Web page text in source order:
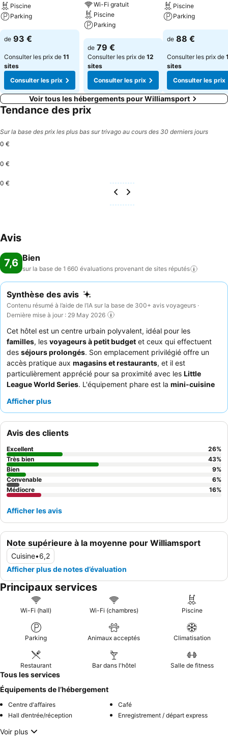
Piscine
Parking
Consulter les prix
de 93 €
Consulter les prix de 11
sites
Consulter les prix
Wi-Fi gratuit
Piscine
Parking
Consulter les prix
de 79 €
Consulter les prix de 12
sites
Consulter les prix
Piscine
Parking
Consulter les
de 88 €
Consulter les prix de
sites
Consulter les prix
Voir tous les hébergements pour Williamsport
Tendance des prix
Sur la base des prix les plus bas sur trivago au cours des 30 derniers jours
0 €
0 €
0 €
Avis
7,6 Bien
sur la base de 1 660 évaluations provenant de sites réputés
Synthèse des avis
Contenu résumé à l’aide de l’IA sur la base de 300+ avis voyageurs ·
Dernière mise à jour : 29 May 2026
Cet hôtel est un centre urbain polyvalent, idéal pour les
familles, les voyageurs à petit budget et ceux qui effectuent
des séjours prolongés. Son emplacement privilégié offre un
accès pratique aux magasins et restaurants, et il est
particulièrement apprécié pour sa proximité avec les Little
League World Series. L'équipement phare est la mini-cuisine
ustensiles de cuisine essentiels, complétée par des
personnel de la réception, aimable et serviable
atmosphère accueillante. Pour un séjour vraiment autonome,
pensez à utiliser les
pour préparer vos repas.
Afficher plus
Note supérieure à la moyenne pour Williamsport
Cuisine•6,2
Afficher plus de notes d’évaluation
Avis des clients
Excellent 26%
Très bien
43%
Bien
9%
Convenable
6%
Médiocre
16%
Afficher les avis
Principaux services
Wi-Fi (hall) Wi-Fi (chambres) Piscine
Parking Animaux acceptés Climatisation
Restaurant Bar dans l'hôtel Salle de fitness
Tous les services
Équipements de l’hébergement
Centre d'affaires
Café
Hall d’entrée/réception
Enregistrement / départ express
Voir plus